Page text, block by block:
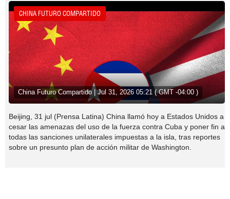
CHINA FUTURO COMPARTIDO
China Futuro Compartido | Jul 31, 2026 05:21 ( GMT -04:00 )
Beijing, 31 jul (Prensa Latina) China llamó hoy a Estados Unidos a
cesar las amenazas del uso de la fuerza contra Cuba y poner fin a
todas las sanciones unilaterales impuestas a la isla, tras reportes
sobre un presunto plan de acción militar de Washington.